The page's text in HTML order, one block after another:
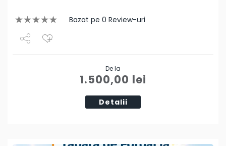
Bazat pe 0 Review-uri
De la
1.500,00 lei
Detalii